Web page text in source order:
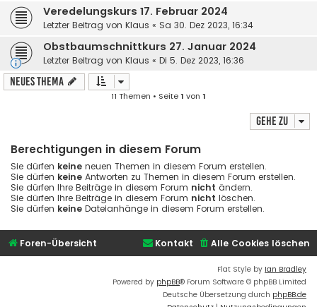
Veredelungskurs 17. Februar 2024
Letzter Beitrag von Klaus « Sa 30. Dez 2023, 16:34
Obstbaumschnittkurs 27. Januar 2024
Letzter Beitrag von Klaus « Di 5. Dez 2023, 16:36
Neues Thema
11 Themen • Seite1 von 1
Gehe zu
Berechtigungen in diesem Forum
Sie dürfen keine neuen Themen in diesem Forum erstellen.
Sie dürfen keine Antworten zu Themen in diesem Forum erstellen.
Sie dürfen Ihre Beiträge in diesem Forum nicht ändern.
Sie dürfen Ihre Beiträge in diesem Forum nicht löschen.
Sie dürfen keine Dateianhänge in diesem Forum erstellen.
Foren-Übersicht Alle Cookies löschen
Kontakt
Flat Style by Ian Bradley
Powered by phpBB® Forum Software © phpBB Limited
Deutsche Übersetzung durch phpBB.de